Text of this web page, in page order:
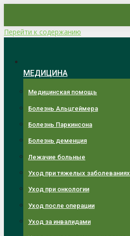
Перейти к содержанию
МЕДИЦИНА
Медицинская помощь
Болезнь Альцгеймера
Болезнь Паркинсона
Болезнь деменция
Лежачие больные
Уход при тяжелых заболеваниях
Уход при онкологии
Уход после операции
Уход за инвалидами